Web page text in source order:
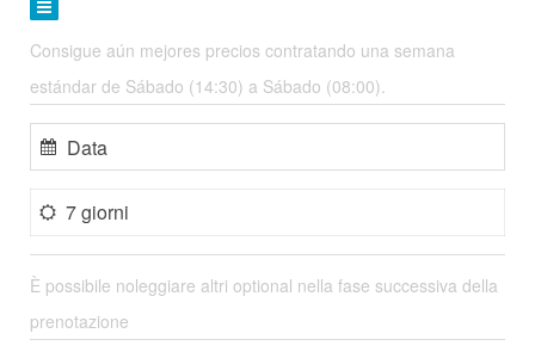
Consigue aún mejores precios contratando una semana
estándar de Sábado (14:30) a Sábado (08:00).
7 giorni
È possibile noleggiare altri optional nella fase successiva della
prenotazione